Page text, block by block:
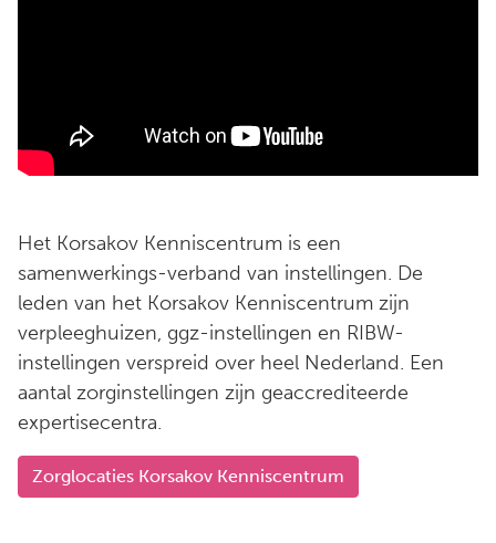
Het Korsakov Kenniscentrum is een
samenwerkings-verband van instellingen. De
leden van het Korsakov Kenniscentrum zijn
verpleeghuizen, ggz-instellingen en RIBW-
instellingen verspreid over heel Nederland. Een
aantal zorginstellingen zijn geaccrediteerde
expertisecentra.
Zorglocaties Korsakov Kenniscentrum